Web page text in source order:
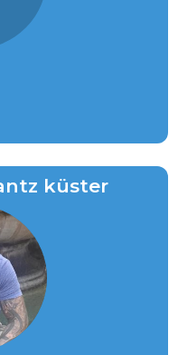
küster